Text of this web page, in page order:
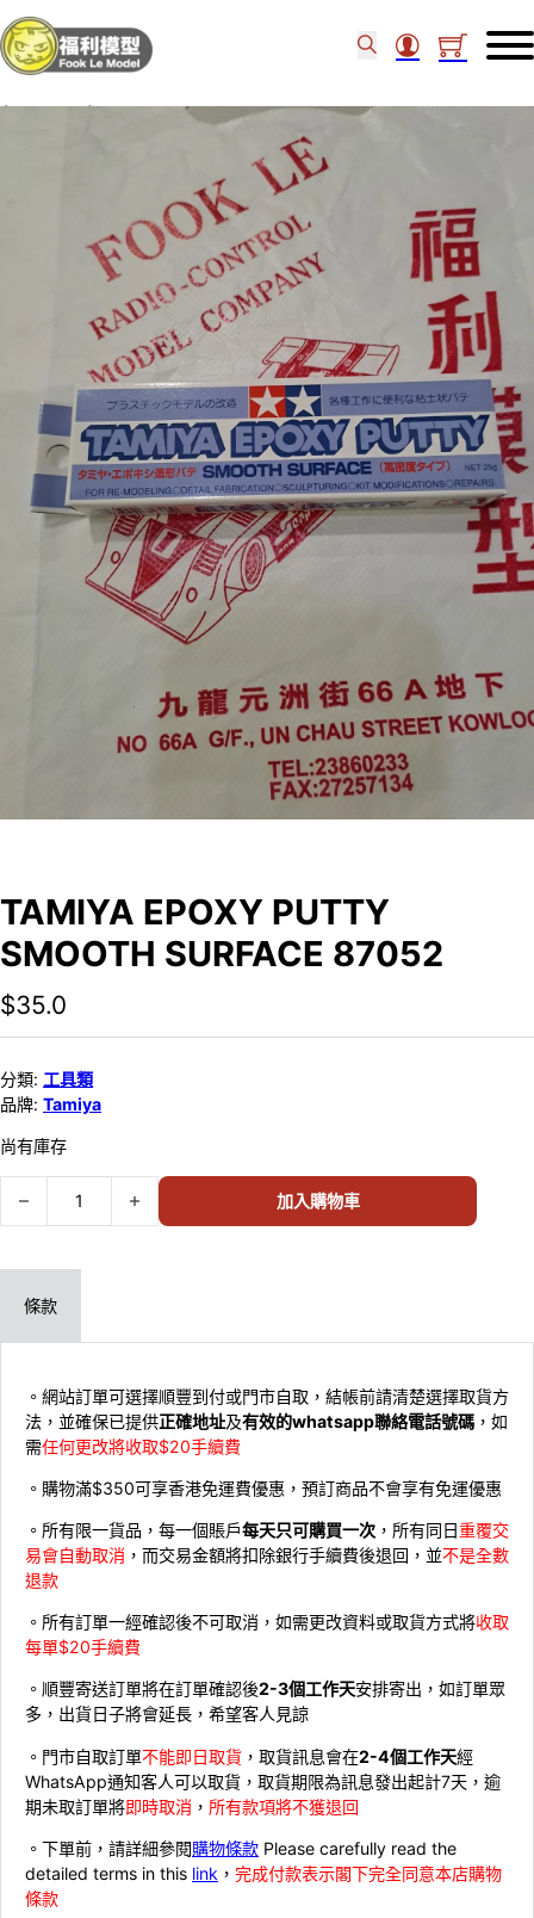
TAMIYA EPOXY PUTTY SMOOTH SURFACE 87052
TAMIYA EPOXY PUTTY
SMOOTH SURFACE 87052
$35.0
分類: 工具類
品牌: Tamiya
尚有庫存
TAMIYA EPOXY PUTTY SMOOTH SURFACE 87052 數量
加入購物車
條款
。網站訂單可選擇順豐到付或門市自取，結帳前請清楚選擇取貨方
法，並確保已提供正確地址及有效的whatsapp聯絡電話號碼 ，如
需任何更改將收取$20手續費
。購物滿$350可享香港免運費優惠，預訂商品不會享有免運優惠
。所有限一貨品，每一個賬戶每天只可購買一次 ，所有同日重覆交
易會自動取消 ，而交易金額將扣除銀行手續費後退回，並不是全數
退款
。所有訂單一經確認後不可取消，如需更改資料或取貨方式將收取
每單$20手續費
。順豐寄送訂單將在訂單確認後2-3個工作天安排寄出，如訂單眾
多，出貨日子將會延長，希望客人見諒
。門市自取訂單不能即日取貨 ，取貨訊息會在2-4個工作天經
WhatsApp通知客人可以取貨，取貨期限為訊息發出起計7天，逾
期未取訂單將即時取消 ， 所有款項將不獲退回
。下單前，請詳細參閱購物條款 Please carefully read the
detailed terms in this link ， 完成付款表示閣下完全同意本店購物
條款